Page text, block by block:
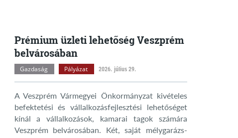
Prémium üzleti lehetőség Veszprém
belvárosában
Gazdaság Pályázat 2026. július 29.
A Veszprém Vármegyei Önkormányzat kivételes
befektetési és vállalkozásfejlesztési lehetőséget
kínál a vállalkozások, kamarai tagok számára
Veszprém belvárosában. Két, saját mélygarázs-